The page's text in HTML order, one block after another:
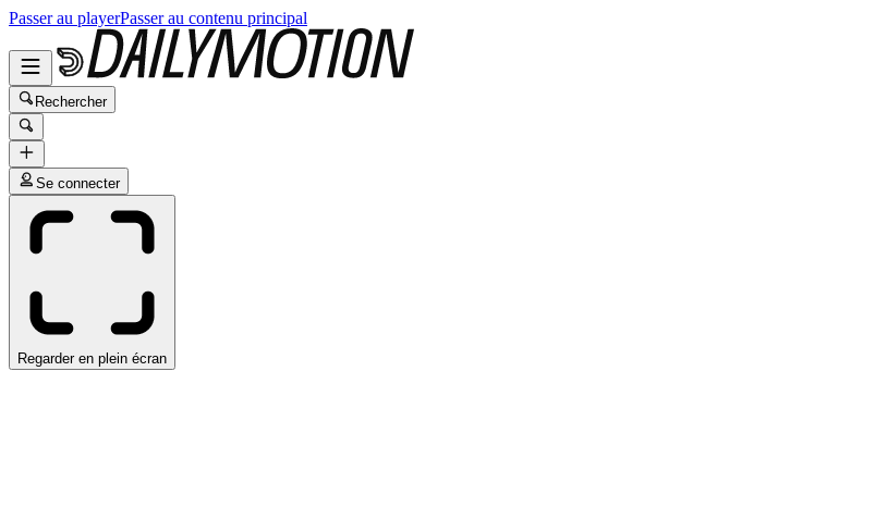
Passer au playerPasser au contenu principal
Rechercher
Se connecter
Regarder en plein écran